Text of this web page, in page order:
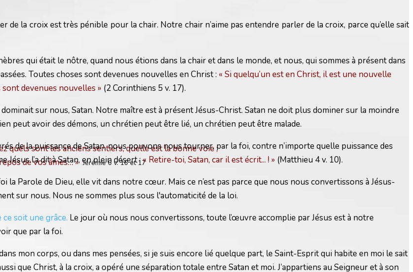
quels sont les anciens sentiers, quelle est la bonne voie ;
de vos âmes… » Jérémie 6 v. 16 et 17
de la croix est très pénible pour la chair. Notre chair n’aime pas entendre parler de la croix, parce qu’elle sait
qui était le nôtre, quand nous étions dans la chair et dans le monde, et nous, qui sommes à présent dans
Toutes choses sont devenues nouvelles en Christ : « Si quelqu’un est en Christ, il est une nouvelle
devenues nouvelles » (2 Corinthiens 5 v. 17).
sur nous, Satan. Notre maître est à présent Jésus-Christ. Satan ne doit plus dominer sur la moindre
peut avoir des démons, un chrétien peut être lié, un chrétien peut être malade.
de la puissance de Satan, nous pouvons nous tourner, par la foi, contre n’importe quelle puissance des
l’a dit à Satan, en plein désert :« Retire-toi, Satan, car il est écrit... ! » (Matthieu 4 v. 10).
Parole de Dieu, elle vit dans notre cœur. Mais ce n’est pas parce que nous nous convertissons à Jésus-
sur nous. Nous ne sommes plus sous l'automaticité de la loi.
soit une grâce. Le jour où nous nous convertissons, toute l’œuvre accomplie par Jésus est à notre
que par la foi.
mon corps, ou dans mes pensées, si je suis encore lié quelque part, le Saint-Esprit qui habite en moi le sait
que Christ, à la croix, a opéré une séparation totale entre Satan et moi. J’appartiens au Seigneur et à son